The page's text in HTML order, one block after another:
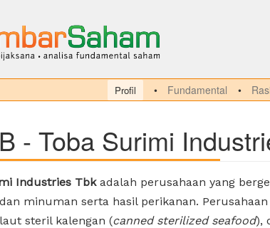
Profil Fundamental
- Toba Surimi
Industries Tbkadalah perusahaan yang
minuman serta hasil perikanan.
steril kalengan (canned sterilized seafood),